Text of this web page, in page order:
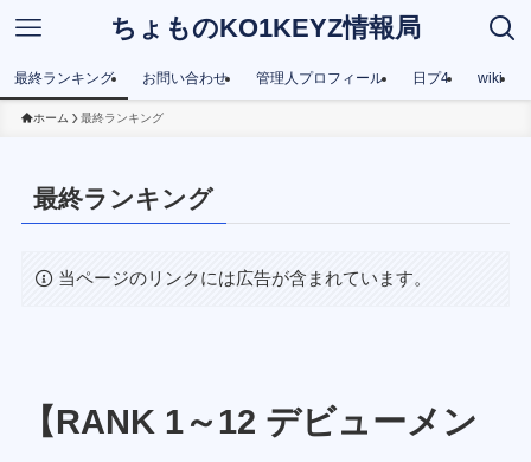
ちょものKO1KEYZ情報局
最終ランキング お問い合わせ 管理人プロフィール 日プ4 wiki
ホーム 最終ランキング
最終ランキング
当ページのリンクには広告が含まれています。
【RANK 1～12 デビューメン